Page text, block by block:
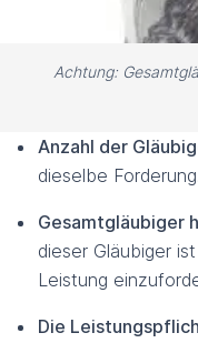
Achtung:
Anzahl der
dieselbe Forderung.
Gesamtgläubiger
dieser Gläubiger
Leistung
Die